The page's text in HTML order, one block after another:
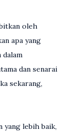
oleh
apa yang
dan senarai
sekarang,
lebih baik,